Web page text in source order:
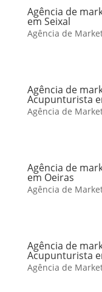
Agência de
em Seixal
Agência de
Agência de
Acupunturista
Agência de
Agência de
em Oeiras
Agência de
Agência de
Acupunturista
Agência de